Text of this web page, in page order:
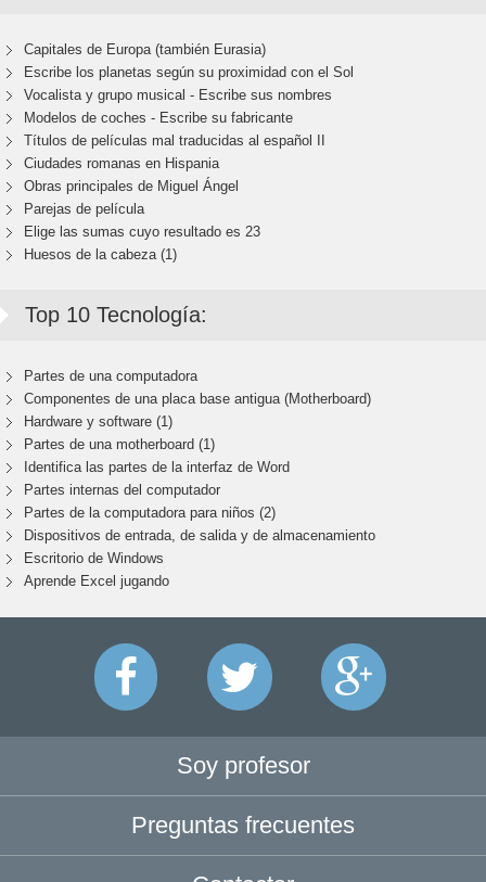
Capitales de Europa (también Eurasia)
Escribe los planetas según su proximidad con el Sol
Vocalista y grupo musical - Escribe sus nombres
Modelos de coches - Escribe su fabricante
Títulos de películas mal traducidas al español II
Ciudades romanas en Hispania
Obras principales de Miguel Ángel
Parejas de película
Elige las sumas cuyo resultado es 23
Huesos de la cabeza (1)
Top 10 Tecnología:
Partes de una computadora
Componentes de una placa base antigua (Motherboard)
Hardware y software (1)
Partes de una motherboard (1)
Identifica las partes de la interfaz de Word
Partes internas del computador
Partes de la computadora para niños (2)
Dispositivos de entrada, de salida y de almacenamiento
Escritorio de Windows
Aprende Excel jugando
Soy profesor
Preguntas frecuentes